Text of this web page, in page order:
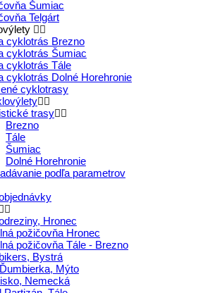
Šumiac
Telgárt
cyklotrás Brezno
cyklotrás Šumiac
cyklotrás Tále
cyklotrás Dolné Horehronie
cyklotrasy
trasy
Brezno
Tále
Šumiac
Dolné Horehronie
podľa parametrov
Hronec
požičovňa Hronec
požičovňa Tále - Brezno
Bystrá
Mýto
Nemecká